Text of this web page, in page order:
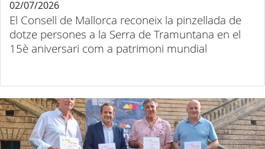
El Consell de Mallorca reconeix la pinzellada de
dotze persones a la Serra de Tramuntana en el
15è aniversari com a patrimoni mundial
02/07/2026